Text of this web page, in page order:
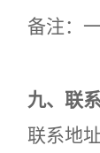
备注：
九、联
联系地